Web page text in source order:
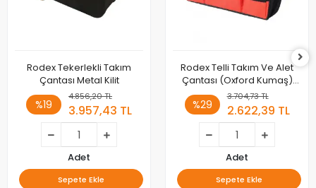
Rodex Tekerlekli Takım
Çantası Metal Kilit
%19
4.856,20 TL
3.957,43 TL
Adet
Sepete Ekle
Rodex Telli Takım Ve Alet
Çantası (Oxford Kumaş)
CRB03
%29
3.704,73 TL
2.622,39 TL
Adet
Sepete Ekle